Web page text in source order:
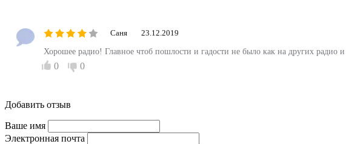
Саня 23.12.2019
Хорошее радио! Главное чтоб пошлости и гадости не было как на других радио и
0 0
Добавить отзыв
Ваше имя
Электронная почта